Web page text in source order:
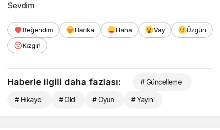
Sevdim
Beğendim Harika Haha Vay
Üzgün
Kızgın
Haberle ilgili daha fazlası: # Güncelleme
# Hikaye # Old # Oyun # Yayın